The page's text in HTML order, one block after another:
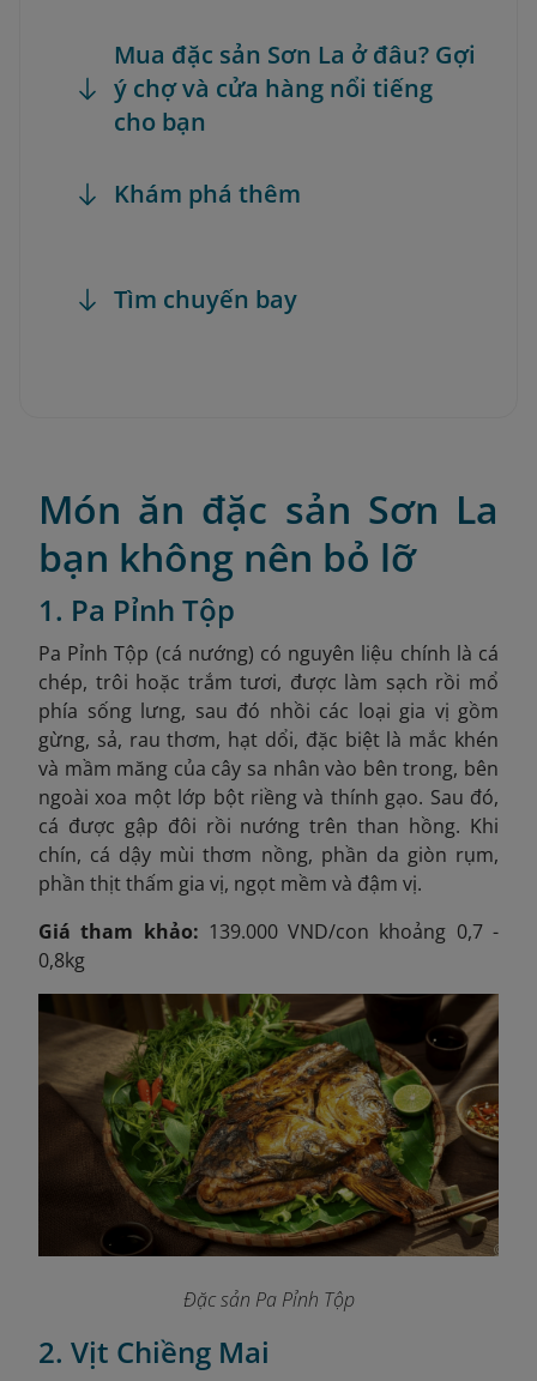
Mua đặc sản Sơn La ở đâu? Gợi
ý chợ và cửa hàng nổi tiếng
cho bạn
Khám phá thêm
Tìm chuyến bay
Món ăn đặc sản Sơn La
bạn không nên bỏ lỡ
1. Pa Pỉnh Tộp
Pa Pỉnh Tộp (cá nướng) có nguyên liệu chính là cá
chép, trôi hoặc trắm tươi, được làm sạch rồi mổ
phía sống lưng, sau đó nhồi các loại gia vị gồm
gừng, sả, rau thơm, hạt dổi, đặc biệt là mắc khén
và mầm măng của cây sa nhân vào bên trong, bên
ngoài xoa một lớp bột riềng và thính gạo. Sau đó,
cá được gập đôi rồi nướng trên than hồng. Khi
chín, cá dậy mùi thơm nồng, phần da giòn rụm,
phần thịt thấm gia vị, ngọt mềm và đậm vị.
Giá tham khảo: 139.000 VND/con khoảng 0,7 -
0,8kg
Đặc sản Pa Pỉnh Tộp
2. Vịt Chiềng Mai